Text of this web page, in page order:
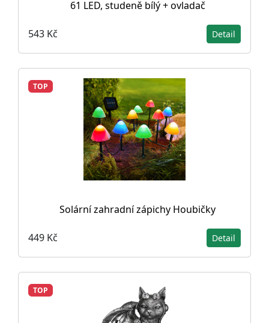
61 LED, studeně bílý + ovladač
543 Kč Detail
TOP
Solární zahradní zápichy Houbičky
449 Kč Detail
TOP